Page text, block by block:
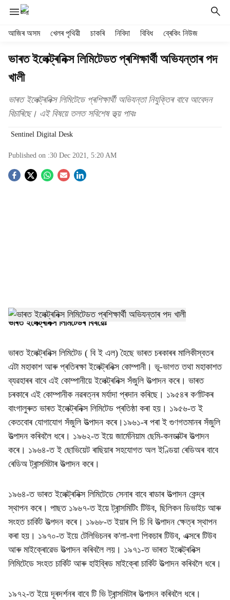
আজিৰ অসম খেলৰ পৃথিৱী চাকৰি নিবিদা বিবিধ ব্ৰেকিং নিউজ
ভাৰত ইলেক্ট্ৰনিক্স লিমিটেডত প্ৰশিক্ষাৰ্থী অভিযন্তাৰ পদ
খালী
ভাৰত ইলেক্ট্ৰনিক্স লিমিটেডে প্ৰশিক্ষাৰ্থী অভিযন্তা নিযুক্তিৰ বাবে আবেদন
বিচাৰিছে। এই বিষয়ে তলত সবিশেষ তথ্য় পাবঃ
Sentinel Digital Desk
Published on :30 Dec 2021, 5:20 AM
S
h
r
e
ভাৰত ইলেক্ট্ৰনিক্স লিমিটেডৰ বিষয়েঃ
ভাৰত ইলেক্ট্ৰনিক্স লিমিটেড ( বি ই এল) হৈছে ভাৰত চৰকাৰৰ মালিকীস্বতৰ
এটা মহাকাশ আৰু প্ৰতিৰক্ষা ইলেক্ট্ৰনিক্স কোম্পানী। ভূ-ভাগত তথা মহাকাশত
ব্যৱহাৰৰ বাবে এই কোম্পানীয়ে ইলেক্ট্ৰনিক্স সঁজুলি উত্পাদন কৰে। ভাৰত
চৰকাৰে এই কোম্পানীক নৱৰত্নৰ মৰ্যাদা প্ৰদান কৰিছে। ১৯৫৪ৰ কৰ্ণাটকৰ
বাংগালুৰুত ভাৰত ইলেক্ট্ৰনিক্স লিমিটেড প্ৰতিষ্ঠা কৰা হয়। ১৯৫৬-ত ই
কেতবোৰ যোগাযোগ সঁজুলি উত্পাদন কৰে।১৯৬১-ৰ পৰা ই গুণগতমানৰ সঁজুলি
উত্পাদন কৰিবলৈ ধৰে। ১৯৬২-ত ইয়ে জাৰ্মেনিয়াম ছেমি-কনডাক্টৰ উত্পাদন
কৰে। ১৯৬৪-ত ই ছোভিয়েট ৰাছিয়াৰ সহযোগত অল ইণ্ডিয়া ৰেডিঅৰ বাবে
ৰেডিঅ ট্ৰান্সমিটাৰ উত্পাদন কৰে।
১৯৬৪-ত ভাৰত ইলেক্ট্ৰনিক্স লিমিটেডে সেনাৰ বাবে ৰাডাৰ উত্পাদন কেন্দ্ৰ
স্থাপন কৰে। পাছত ১৯৬৭-ত ইয়ে ট্ৰান্সমিটিং টিউব, ছিলিকন ডিভাইচ আৰু
সংহত চাৰ্কিট উত্পদন কৰে। ১৯৬৮-ত ইয়াৰ পি চি বি উত্পাদন ক্ষেত্ৰ স্থাপন
কৰা হয়। ১৯৭০-ত ইয়ে টেলিভিচনৰ ক'লা-বগা পিকচাৰ টিউব, এক্সৰে টিউব
আৰু মাইক্ৰোৱেভ উত্পাদন কৰিবলৈ লয়। ১৯৭১-ত ভাৰত ইলেক্ট্ৰনিক্স
লিমিটেডে সংহত চাৰ্কিট আৰু হাইব্ৰিড মাইক্ৰো চাৰ্কিট উত্পাদন কৰিবলৈ ধৰে।
১৯৭২-ত ইয়ে দূৰদৰ্শনৰ বাবে টি ভি ট্ৰান্সমিটাৰ উত্পাদন কৰিবলৈ ধৰে।